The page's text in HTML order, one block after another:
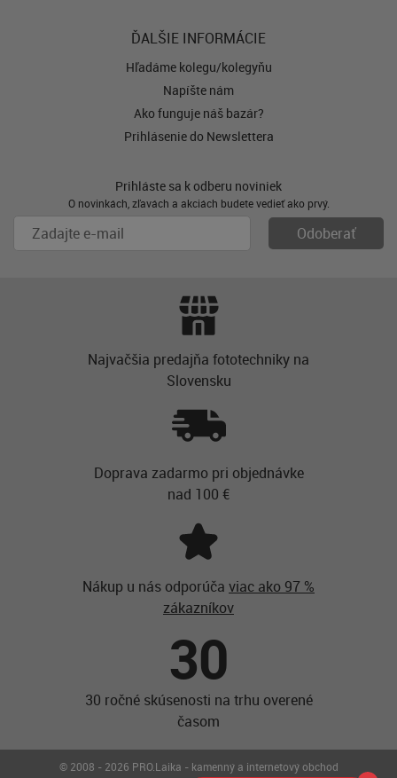
ĎALŠIE INFORMÁCIE
Hľadáme kolegu/kolegyňu
Napíšte nám
Ako funguje náš bazár?
Prihlásenie do Newslettera
Prihláste sa k odberu noviniek
O novinkách, zľavách a akciách budete vedieť ako prvý.
Najvačšia predajňa fototechniky na
Slovensku
Doprava zadarmo pri objednávke
nad 100 €
Nákup u nás odporúča viac ako 97 %
zákazníkov
30
30 ročné skúsenosti na trhu overené
časom
© 2008 - 2026 PRO.Laika - kamenný a internetový obchod